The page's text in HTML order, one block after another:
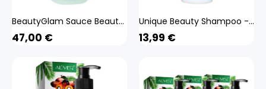
BeautyGlam Sauce Beauty, Intense Repair Shampoo, Chimichurri Mint Tingle, 10 fl oz (300 ml)
47,00 €
Unique Beauty Shampoo - Anti-Schuppen 250ml
13,99 €